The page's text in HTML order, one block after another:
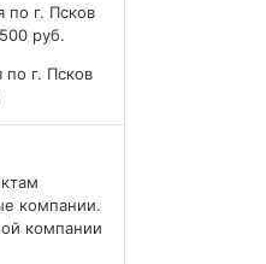
по г. Псков
руб.
по г. Псков
компании.
компании